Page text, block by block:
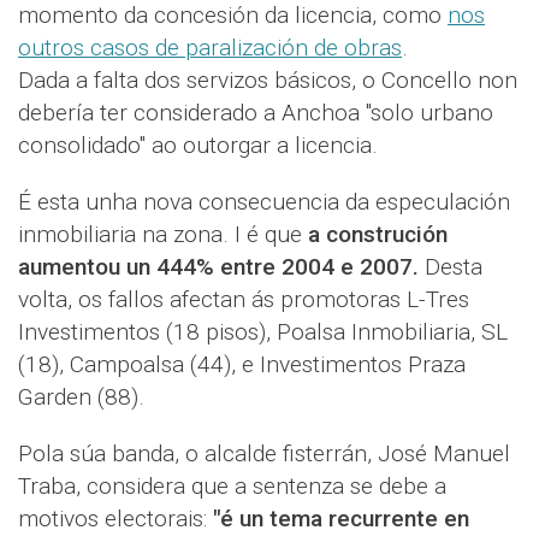
momento da concesión da licencia, como nos
outros casos de paralización de obras.
Dada a falta dos servizos básicos, o Concello non
debería ter considerado a Anchoa "solo urbano
consolidado" ao outorgar a licencia.
É esta unha nova consecuencia da especulación
inmobiliaria na zona. I é que a construción
aumentou un 444% entre 2004 e 2007. Desta
volta, os fallos afectan ás promotoras L-Tres
Investimentos (18 pisos), Poalsa Inmobiliaria, SL
(18), Campoalsa (44), e Investimentos Praza
Garden (88).
Pola súa banda, o alcalde fisterrán, José Manuel
Traba, considera que a sentenza se debe a
motivos electorais: "é un tema recurrente en